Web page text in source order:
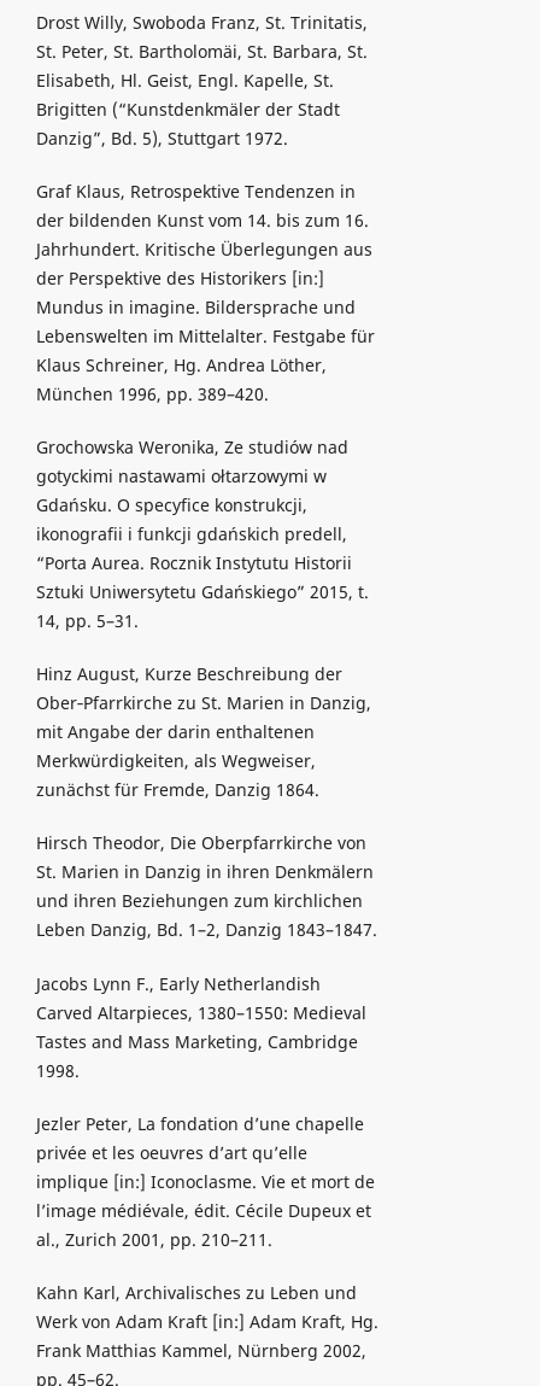
Drost Willy, Swoboda Franz, St. Trinitatis,
St. Peter, St. Bartholomäi, St. Barbara, St.
Elisabeth, Hl. Geist, Engl. Kapelle, St.
Brigitten (“Kunstdenkmäler der Stadt
Danzig”, Bd. 5), Stuttgart 1972.
Graf Klaus, Retrospektive Tendenzen in
der bildenden Kunst vom 14. bis zum 16.
Jahrhundert. Kritische Überlegungen aus
der Perspektive des Historikers [in:]
Mundus in imagine. Bildersprache und
Lebenswelten im Mittelalter. Festgabe für
Klaus Schreiner, Hg. Andrea Löther,
München 1996, pp. 389–420.
Grochowska Weronika, Ze studiów nad
gotyckimi nastawami ołtarzowymi w
Gdańsku. O specyfice konstrukcji,
ikonografii i funkcji gdańskich predell,
“Porta Aurea. Rocznik Instytutu Historii
Sztuki Uniwersytetu Gdańskiego” 2015, t.
14, pp. 5–31.
Hinz August, Kurze Beschreibung der
Ober‑Pfarrkirche zu St. Marien in Danzig,
mit Angabe der darin enthaltenen
Merkwürdigkeiten, als Wegweiser,
zunächst für Fremde, Danzig 1864.
Hirsch Theodor, Die Oberpfarrkirche von
St. Marien in Danzig in ihren Denkmälern
und ihren Beziehungen zum kirchlichen
Leben Danzig, Bd. 1–2, Danzig 1843–1847.
Jacobs Lynn F., Early Netherlandish
Carved Altarpieces, 1380–1550: Medieval
Tastes and Mass Marketing, Cambridge
1998.
Jezler Peter, La fondation d’une chapelle
privée et les oeuvres d’art qu’elle
implique [in:] Iconoclasme. Vie et mort de
l’image médiévale, édit. Cécile Dupeux et
al., Zurich 2001, pp. 210–211.
Kahn Karl, Archivalisches zu Leben und
Werk von Adam Kraft [in:] Adam Kraft, Hg.
Frank Matthias Kammel, Nürnberg 2002,
pp. 45–62.